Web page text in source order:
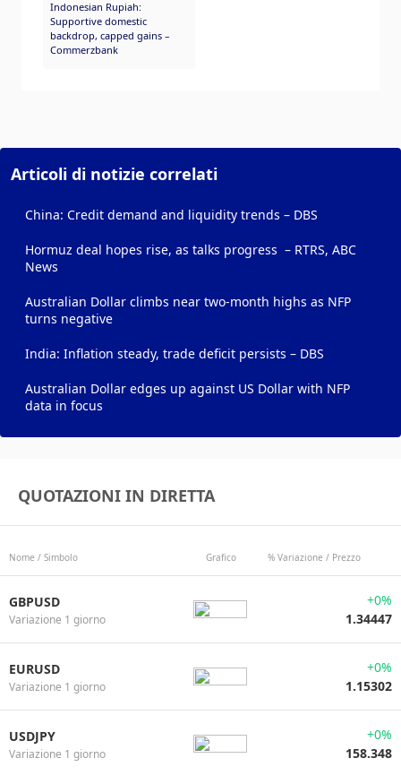
Indonesian Rupiah:
Supportive domestic
backdrop, capped gains –
Commerzbank
Articoli di notizie correlati
China: Credit demand and liquidity trends – DBS
Hormuz deal hopes rise, as talks progress – RTRS, ABC
News
Australian Dollar climbs near two-month highs as NFP
turns negative
India: Inflation steady, trade deficit persists – DBS
Australian Dollar edges up against US Dollar with NFP
data in focus
QUOTAZIONI IN DIRETTA
Nome / Simbolo Grafico % Variazione / Prezzo
GBPUSD
Variazione 1 giorno
+0%
1.34447
EURUSD
Variazione 1 giorno
+0%
1.15302
USDJPY
Variazione 1 giorno
+0%
158.348